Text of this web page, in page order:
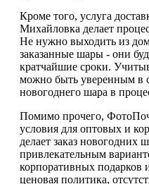
Кроме того, услуга
Михайловка делает
Не нужно выходить из
заказанные шары - они
кратчайшие сроки.
можно быть уверенным в
новогоднего шара в
Помимо прочего,
условия для оптовых и
делает заказ новогодних
привлекательным
корпоративных подарков
ценовая политика,